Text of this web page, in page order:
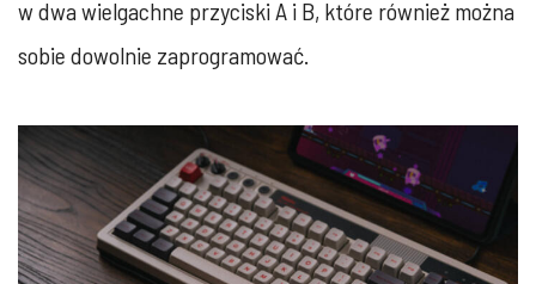
w dwa wielgachne przyciski A i B, które również można
sobie dowolnie zaprogramować.